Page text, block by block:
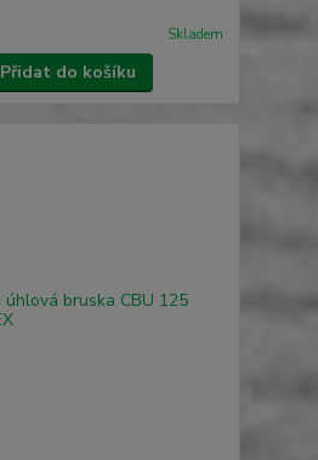
Skladem
Přidat do košíku